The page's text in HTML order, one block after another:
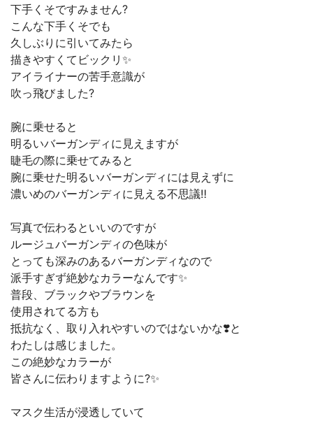
下手くそですみません?
こんな下手くそでも
久しぶりに引いてみたら
描きやすくてビックリ✨
アイライナーの苦手意識が
吹っ飛びました?
腕に乗せると
明るいバーガンディに見えますが
睫毛の際に乗せてみると
腕に乗せた明るいバーガンディには見えずに
濃いめのバーガンディに見える不思議‼️
写真で伝わるといいのですが
ルージュバーガンディの色味が
とっても深みのあるバーガンディなので
派手すぎず絶妙なカラーなんです✨
普段、ブラックやブラウンを
使用されてる方も
抵抗なく、取り入れやすいのではないかな❣️と
わたしは感じました。
この絶妙なカラーが
皆さんに伝わりますように?✨
マスク生活が浸透していて